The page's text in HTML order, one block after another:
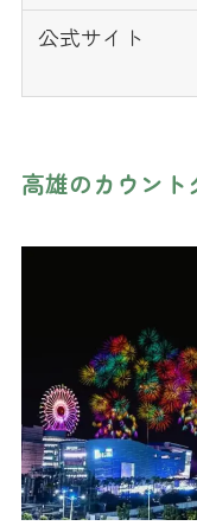
公式サイト
高雄のカウント